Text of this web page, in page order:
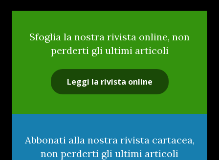
Sfoglia la nostra rivista online, non
perderti gli ultimi articoli
Leggi la rivista online
Abbonati alla nostra rivista cartacea,
non perderti gli ultimi articoli